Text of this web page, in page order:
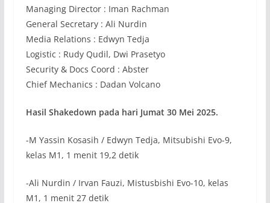
Managing Director : Iman Rachman
General Secretary : Ali Nurdin
Media Relations : Edwyn Tedja
Logistic : Rudy Qudil, Dwi Prasetyo
Security & Docs Coord : Abster
Chief Mechanics : Dadan Volcano
Hasil Shakedown pada hari Jumat 30 Mei 2025.
-M Yassin Kosasih / Edwyn Tedja, Mitsubishi Evo-9,
kelas M1, 1 menit 19,2 detik
-Ali Nurdin / Irvan Fauzi, Mistusbishi Evo-10, kelas
M1, 1 menit 27 detik